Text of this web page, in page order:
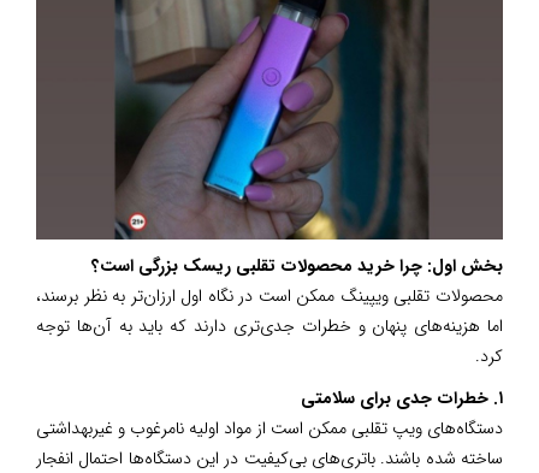
بخش اول: چرا خرید محصولات تقلبی ریسک بزرگی است؟
محصولات تقلبی ویپینگ ممکن است در نگاه اول ارزان‌تر به نظر برسند،
اما هزینه‌های پنهان و خطرات جدی‌تری دارند که باید به آن‌ها توجه
کرد.
۱. خطرات جدی برای سلامتی
دستگاه‌های ویپ تقلبی ممکن است از مواد اولیه نامرغوب و غیربهداشتی
ساخته شده باشند. باتری‌های بی‌کیفیت در این دستگاه‌ها احتمال انفجار